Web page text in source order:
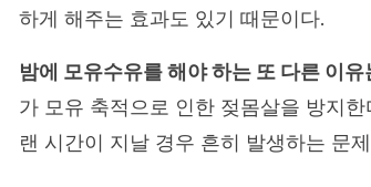
하게 해주는 효과도 있기 때문이다.
밤에 모유수유를 해야 하는 또 다른 이
가 모유 축적으로 인한 젖몸살을 방지
랜 시간이 지날 경우 흔히 발생하는 문